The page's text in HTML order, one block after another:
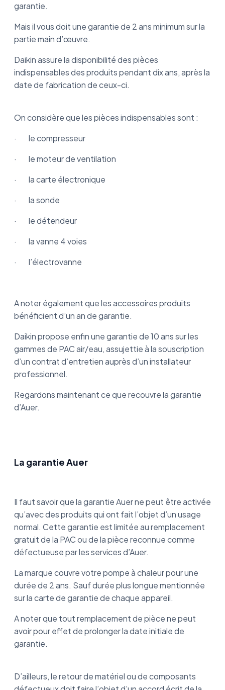
garantie.
Mais il vous doit une garantie de 2 ans minimum sur la
partie main d’œuvre.
Daikin assure la disponibilité des pièces
indispensables des produits pendant dix ans, après la
date de fabrication de ceux-ci.
On considère que les pièces indispensables sont :
· le compresseur
· le moteur de ventilation
· la carte électronique
· la sonde
· le détendeur
· la vanne 4 voies
· l’électrovanne
A noter également que les accessoires produits
bénéficient d’un an de garantie.
Daikin propose enfin une garantie de 10 ans sur les
gammes de PAC air/eau, assujettie à la souscription
d’un contrat d’entretien auprès d’un installateur
professionnel.
Regardons maintenant ce que recouvre la garantie
d’Auer.
La garantie Auer
Il faut savoir que la garantie Auer ne peut être activée
qu’avec des produits qui ont fait l’objet d’un usage
normal. Cette garantie est limitée au remplacement
gratuit de la PAC ou de la pièce reconnue comme
défectueuse par les services d’Auer.
La marque couvre votre pompe à chaleur pour une
durée de 2 ans. Sauf durée plus longue mentionnée
sur la carte de garantie de chaque appareil.
A noter que tout remplacement de pièce ne peut
avoir pour effet de prolonger la date initiale de
garantie.
D’ailleurs, le retour de matériel ou de composants